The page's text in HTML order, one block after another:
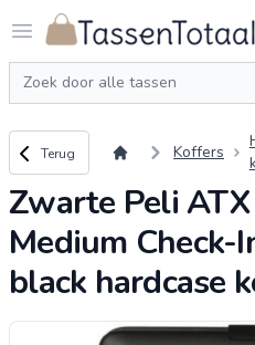
Open menu
Logo Tassentotaal.nl
Zoeken
Terug naar overzicht
Terug Koffers
Zwarte Peli
Medium Check-
black hardcase